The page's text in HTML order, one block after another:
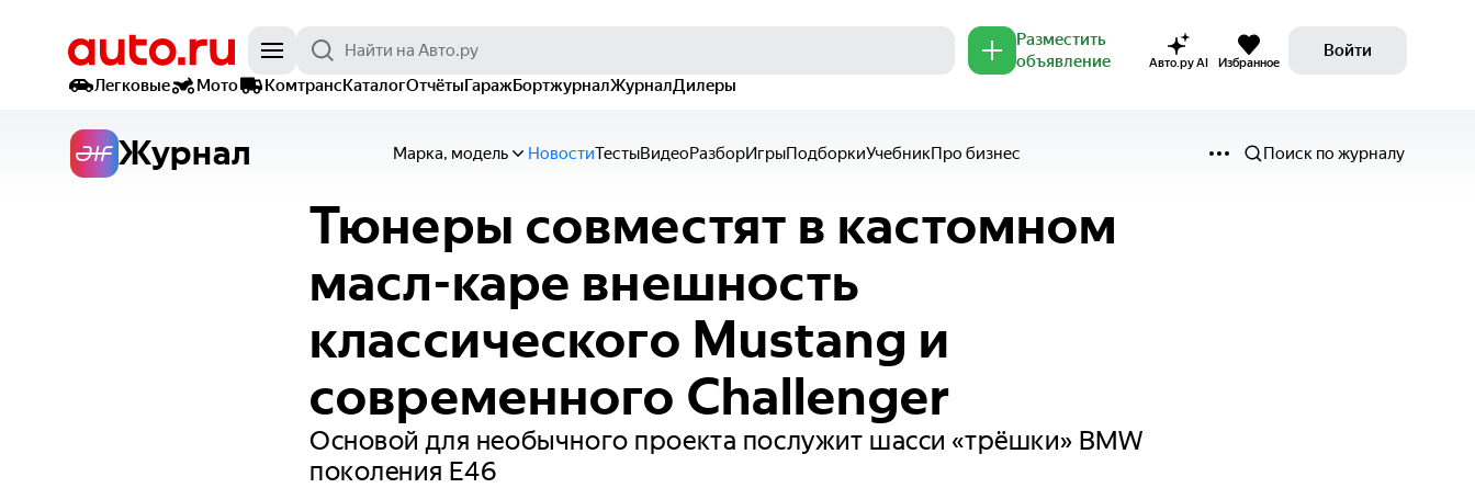
Разместить
объявление
Авто.ру AI Избранное
Войти
Легковые
Мото КомтрансКаталогОтчётыГаражБортжурналЖурналДилеры
Журнал Марка, модель НовостиТестыВидеоРазборИгрыПодборкиУчебникПро бизнес Поиск по журналу
Тюнеры совместят в кастомном
масл-каре внешность
классического Mustang и
современного Challenger
Основой для необычного проекта послужит шасси «трёшки» BMW
поколения E46